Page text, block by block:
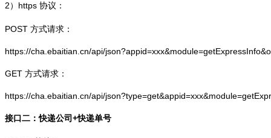
2） https 协议：
POST 方式请求：
https://cha.ebaitian.cn/api/
GET 方式请求：
https://cha.ebaitian.cn/api/
接口二：快递公司+快递单号